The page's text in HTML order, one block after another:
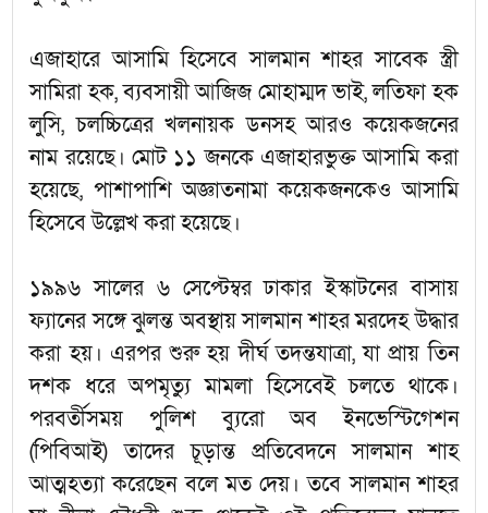
এজাহারে আসামি হিসেবে সালমান শাহর সাবেক স্ত্রী
সামিরা হক, ব্যবসায়ী আজিজ মোহাম্মদ ভাই, লতিফা হক
লুসি, চলচ্চিত্রের খলনায়ক ডনসহ আরও কয়েকজনের
নাম রয়েছে। মোট ১১ জনকে এজাহারভুক্ত আসামি করা
হয়েছে, পাশাপাশি অজ্ঞাতনামা কয়েকজনকেও আসামি
হিসেবে উল্লেখ করা হয়েছে।
১৯৯৬ সালের ৬ সেপ্টেম্বর ঢাকার ইস্কাটনের বাসায়
ফ্যানের সঙ্গে ঝুলন্ত অবস্থায় সালমান শাহর মরদেহ উদ্ধার
করা হয়। এরপর শুরু হয় দীর্ঘ তদন্তযাত্রা, যা প্রায় তিন
দশক ধরে অপমৃত্যু মামলা হিসেবেই চলতে থাকে।
পরবর্তীসময় পুলিশ ব্যুরো অব ইনভেস্টিগেশন
(পিবিআই) তাদের চূড়ান্ত প্রতিবেদনে সালমান শাহ
আত্মহত্যা করেছেন বলে মত দেয়। তবে সালমান শাহর